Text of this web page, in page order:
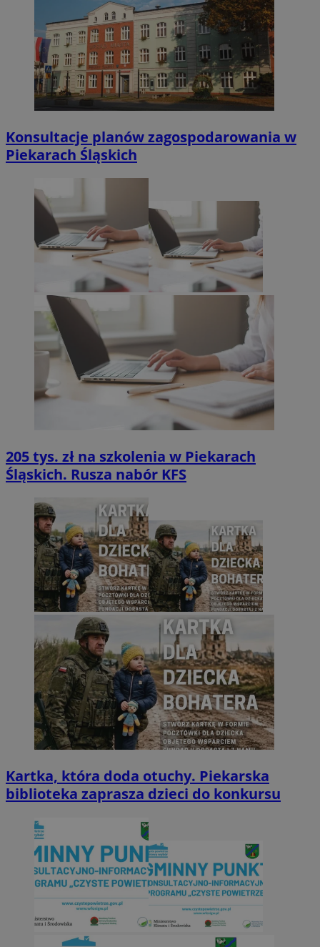
Konsultacje planów zagospodarowania w
Piekarach Śląskich
205 tys. zł na szkolenia w Piekarach
Śląskich. Rusza nabór KFS
Kartka, która doda otuchy. Piekarska
biblioteka zaprasza dzieci do konkursu